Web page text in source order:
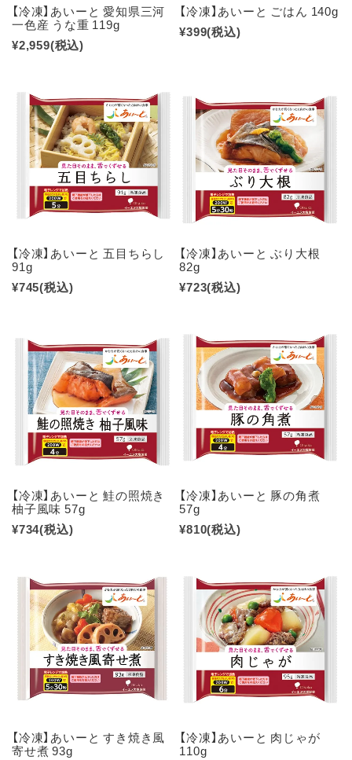
【冷凍】あいーと 愛知県三河
一色産 うな重 119g
¥2,959(税込)
【冷凍】あいーと ごはん 140g
¥399(税込)
【冷凍】あいーと 五目ちらし
91g
¥745(税込)
【冷凍】あいーと ぶり大根
82g
¥723(税込)
【冷凍】あいーと 鮭の照焼き
柚子風味 57g
¥734(税込)
【冷凍】あいーと 豚の角煮
57g
¥810(税込)
【冷凍】あいーと すき焼き風
寄せ煮 93g
【冷凍】あいーと 肉じゃが
110g